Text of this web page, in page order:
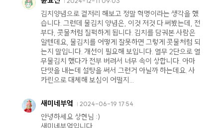
김치양념으로 겉저리 해보고 정말 혁명이라는 생각을 했
습니다. 그런데 물김치 양념은, 이것 저것 다 써봤는데, 전
부다, 콧물처럼 질퍽하게 됩니다. 김치를 담궈본 사람은
알텐데요, 물김치를 어떻게 잘못하면 그렇게 콧물처럼 되
는지 말입니다. 개선이 필요해 보입니다. 열무 2단으로 열
무물김치 했다가 전부 버려서 너무 속이 상합니다. 아마
단맛을 내는데 설탕을 써서 그런거 아닐까 하는데요. 사
카린으로 대체해 보심이 어떨지...
새미네부엌 2024-06-19 17:54
안녕하세요 상현님 :)